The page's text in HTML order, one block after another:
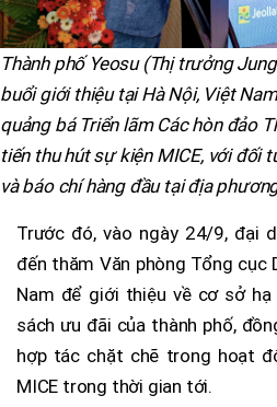
Thành phố Yeosu (Thị trưởng
buổi giới thiệu tại Hà Nội, Việt
quảng bá Triển lãm Các hòn đảo
tiến thu hút sự kiện MICE, với đối
và báo chí hàng đầu tại địa
Trước đó, vào ngày 24/9, đại
đến thăm Văn phòng Tổng cục
Nam để giới thiệu về cơ sở hạ
sách ưu đãi của thành phố,
hợp tác chặt chẽ trong hoạt
MICE trong thời gian tới.